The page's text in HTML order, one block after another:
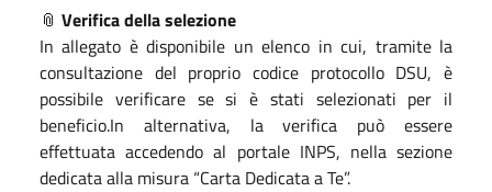
📎 Verifica della selezione
In allegato è disponibile un elenco in cui, tramite la
consultazione del proprio codice protocollo DSU, è
possibile verificare se si è stati selezionati per il
beneficio.In alternativa, la verifica può essere
effettuata accedendo al portale INPS, nella sezione
dedicata alla misura “Carta Dedicata a Te”.